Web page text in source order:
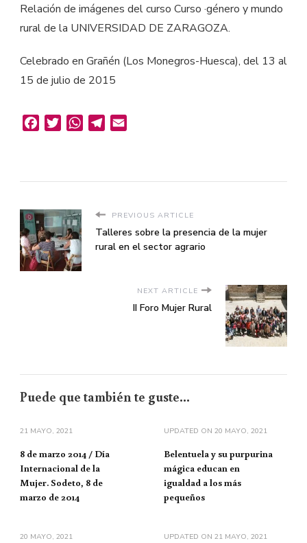
Relación de imágenes del curso Curso ·género y mundo
rural de la UNIVERSIDAD DE ZARAGOZA.
Celebrado en Grañén (Los Monegros-Huesca), del 13 al
15 de julio de 2015
FacebookTwitterWhatsAppTelegram
PREVIOUS ARTICLE
Talleres sobre la presencia de la mujer
rural en el sector agrario
NEXT ARTICLE
II Foro Mujer Rural
Puede que también te guste...
21 MAYO, 2021
8 de marzo 2014 / Día
Internacional de la
Mujer. Sodeto, 8 de
marzo de 2014
UPDATED ON 20 MAYO, 2021
Belentuela y su purpurina
mágica educan en
igualdad a los más
pequeños
20 MAYO, 2021 UPDATED ON 21 MAYO, 2021